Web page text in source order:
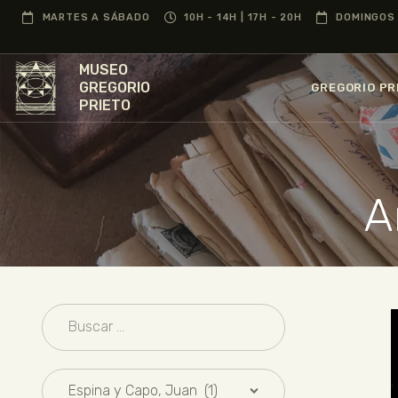
MARTES A SÁBADO 10H - 14H | 17H - 20H
MUSEO
GREGORIO
PRIETO
GREGORIO